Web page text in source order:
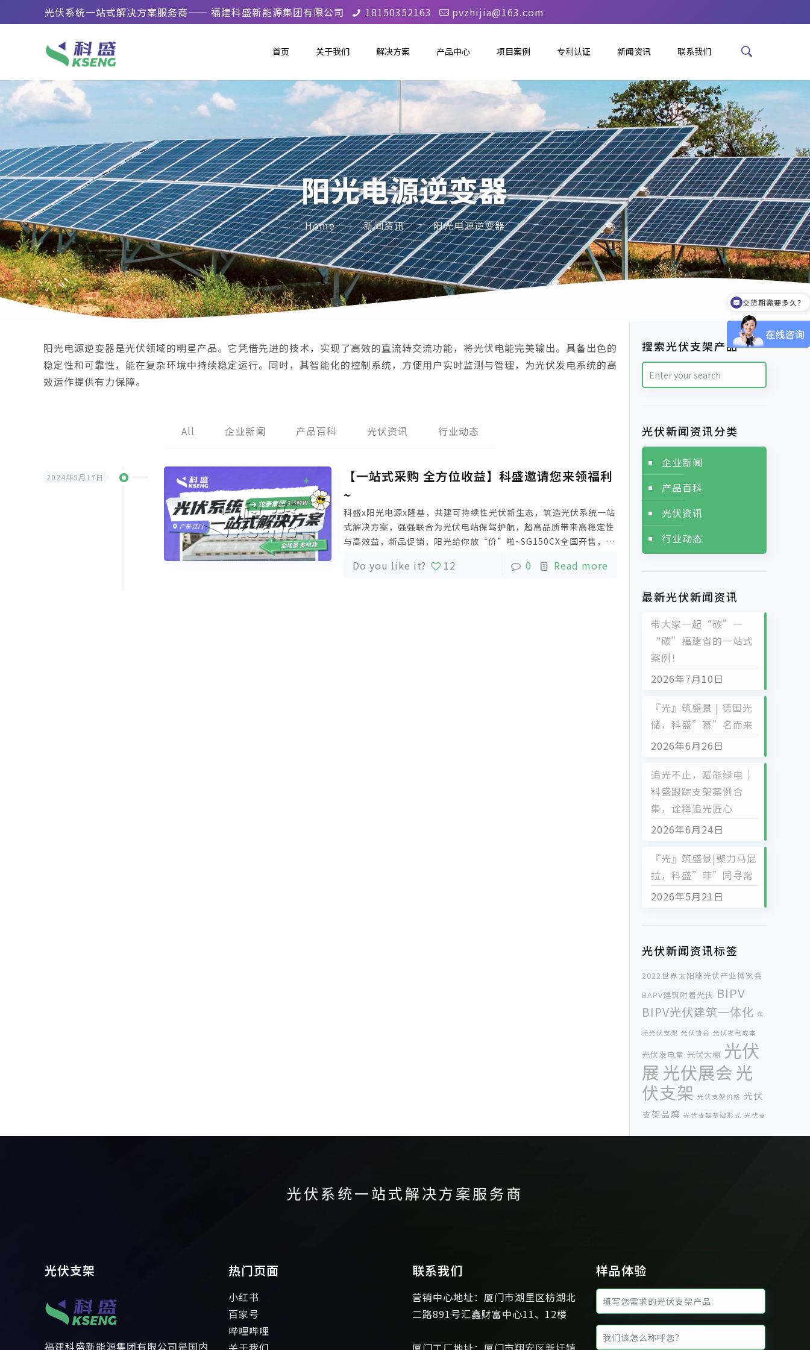
光伏系统一站式解决方案服务商—— 福建科盛新能源集团有限公司 18150352163 pvzhijia@163.com
首页 关于我们 解决方案 产品中心 项目案例 专利认证 新闻资讯 联系我们
阳光电源逆变器
Home 新闻资讯 阳光电源逆变器
阳光电源逆变器是光伏领域的明星产品。它凭借先进的技术，实现了高效的直流转交流功能，将光伏电能完美输出。具备出色的
稳定性和可靠性，能在复杂环境中持续稳定运行。同时，其智能化的控制系统，方便用户实时监测与管理，为光伏发电系统的高
效运作提供有力保障。
All 企业新闻 产品百科 光伏资讯 行业动态
2024年5月17日
【一站式采购 全方位收益】科盛邀请您来领福利
~
科盛x阳光电源x隆基，共建可持续性光伏新生态，筑造光伏系统一站
式解决方案，强强联合为光伏电站保驾护航，超高品质带来高稳定性
与高效益，新品促销，阳光给你放“价”啦~SG150CX全国开售，豪
礼送不停！活动详情请上方滑动了解↑快来找阳光电源华南区最大经
销商科盛采购吧！
Do you like it? 12 0 Read more
搜索光伏支架产品
光伏新闻资讯分类
企业新闻
产品百科
光伏资讯
行业动态
最新光伏新闻资讯
带大家一起“碳”一
“碳”福建省的一站式
案例！
2026年7月10日
『光』筑盛景 | 德国光
储，科盛”慕”名而来
2026年6月26日
追光不止，赋能绿电｜
科盛跟踪支架案例合
集，诠释追光匠心
2026年6月24日
『光』筑盛景|聚力马尼
拉，科盛”菲”同寻常
2026年5月21日
光伏新闻资讯标签
2022世界太阳能光伏产业博览会
BAPV建筑附着光伏 BIPV
BIPV光伏建筑一体化 东
莞光伏支架 光伏协会 光伏发电成本
光伏发电量 光伏大棚 光伏
展 光伏展会 光
伏支架 光伏支架价格 光伏
支架品牌 光伏支架基础形式 光伏支
架基础类型 光伏支架展
网
伏系统基础 太阳能光伏车棚
太阳能支架 太阳能车棚光伏
支架 巴西光伏展 并网模式 彩
钢瓦光伏案例
光伏系统一站式解决方案服务商
光伏支架
福建科盛新能源集团有限公司是国内
热门页面
小红书
百家号
哔哩哔哩
联系我们
营销中心地址：厦门市湖里区枋湖北
二路891号汇鑫财富中心11、12楼
样品体验
交货期需要多久？